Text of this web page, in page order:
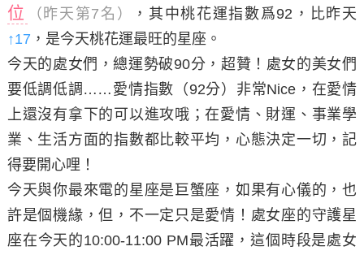
位
（昨天第7名）
，其中桃花運指數爲92，比昨天
↑17 ，是今天桃花運最旺的星座。
今天的處女們，總運勢破90分，超贊！處女的美女們
要低調低調……愛情指數（92分）非常Nice，在愛情
上還沒有拿下的可以進攻哦；在愛情、財運、事業學
業、生活方面的指數都比較平均，心態決定一切，記
得要開心哩！
今天與你最來電的星座是巨蟹座，如果有心儀的，也
許是個機緣，但，不一定只是愛情！處女座的守護星
座在今天的10:00-11:00 PM最活躍，這個時段是處女